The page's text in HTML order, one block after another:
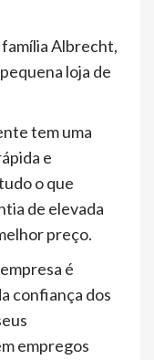
família Albrecht,
loja de
tem uma
e
o que
de elevada
preço.
é
confiança dos
empregos